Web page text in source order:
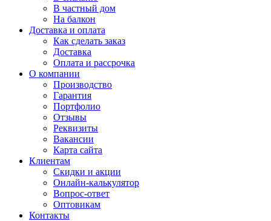
В частный дом
На балкон
Доставка и оплата
Как сделать заказ
Доставка
Оплата и рассрочка
О компании
Производство
Гарантия
Портфолио
Отзывы
Реквизиты
Вакансии
Карта сайта
Клиентам
Скидки и акции
Онлайн-калькулятор
Вопрос-ответ
Оптовикам
Контакты